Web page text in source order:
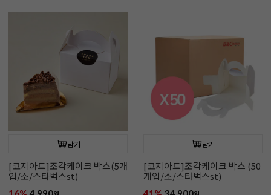
담기
[코지아트]조각케이크 박스(5개
입/소/스타벅스st)
담기
[코지아트]조각케이크 박스 (50
개입/소/스타벅스st)